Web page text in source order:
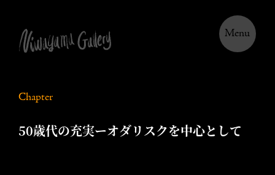
Menu
Chapter
50歳代の充実ーオダリスクを中心として